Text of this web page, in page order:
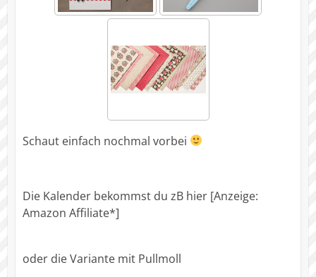
Schaut einfach nochmal vorbei
Die Kalender bekommst du zB hier [Anzeige:
Amazon Affiliate*]
oder die Variante mit Pullmoll